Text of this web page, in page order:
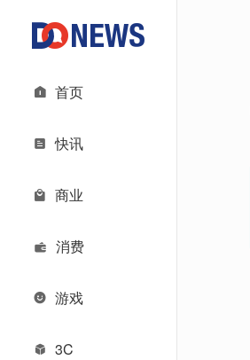
首页
快讯
商业
消费
游戏
3C